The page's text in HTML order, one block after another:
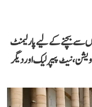
سے بچنے کے لیے پارلیمنٹ
نیٹ پیپر لیک اور دیگر